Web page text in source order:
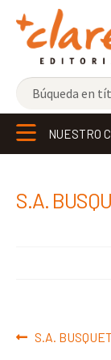
NOVEDADES
LOS MÁS
NUESTRO
S.A.
Navegación
Anterior:
S.A.